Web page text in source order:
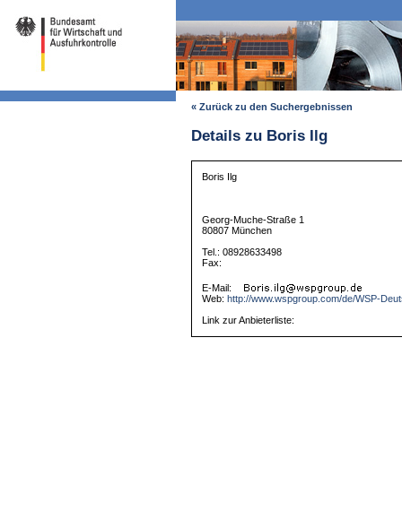
« Zurück zu den Suchergebnissen
Details zu Boris Ilg
Boris Ilg
Georg-Muche-Straße 1
80807 München
Tel.: 08928633498
Fax:
E-Mail:
Web: http://www.wspgroup.com/de/WSP-
Link zur Anbieterliste: